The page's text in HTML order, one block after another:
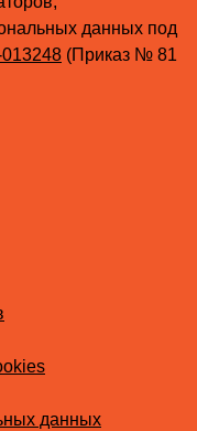
данных под
(Приказ № 81
данных